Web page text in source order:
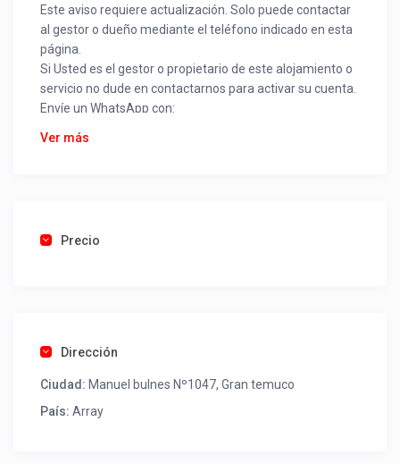
Este aviso requiere actualización. Solo puede contactar
al gestor o dueño mediante el teléfono indicado en esta
página.
Si Usted es el gestor o propietario de este alojamiento o
servicio no dude en contactarnos para activar su cuenta.
Envíe un WhatsApp con:
Nombre alojamiento o servicio
Una foto de cuenta de luz o agua o gas que acredite
como un profesional sin COMISIONES ni ESTAFAS.
Tel contacto propiedad:+569945194572
Ver más
Precio
Dirección
Ciudad: Manuel bulnes Nº1047, Gran temuco
País: Array